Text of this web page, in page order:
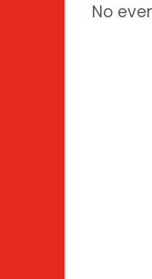
No